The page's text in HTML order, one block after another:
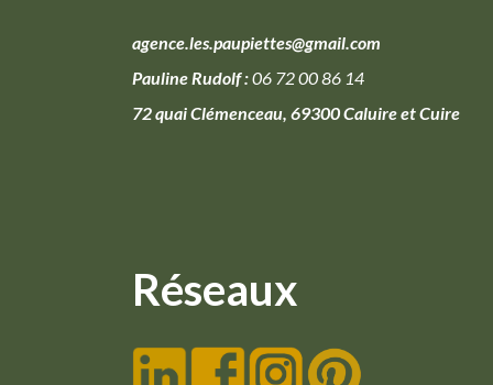
agence.les.paupiettes@gmail.com
Pauline Rudolf :06 72 00 86 14
72 quai Clémenceau, 69300 Caluire et Cuire
Réseaux